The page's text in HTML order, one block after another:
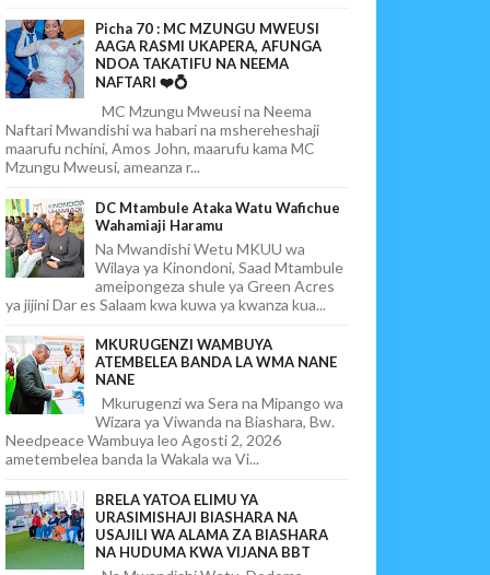
Picha 70 : MC MZUNGU MWEUSI
AAGA RASMI UKAPERA, AFUNGA
NDOA TAKATIFU NA NEEMA
NAFTARI ❤️💍
MC Mzungu Mweusi na Neema
Naftari Mwandishi wa habari na mshereheshaji
maarufu nchini, Amos John, maarufu kama MC
Mzungu Mweusi, ameanza r...
DC Mtambule Ataka Watu Wafichue
Wahamiaji Haramu
Na Mwandishi Wetu MKUU wa
Wilaya ya Kinondoni, Saad Mtambule
ameipongeza shule ya Green Acres
ya jijini Dar es Salaam kwa kuwa ya kwanza kua...
MKURUGENZI WAMBUYA
ATEMBELEA BANDA LA WMA NANE
NANE
Mkurugenzi wa Sera na Mipango wa
Wizara ya Viwanda na Biashara, Bw.
Needpeace Wambuya leo Agosti 2, 2026
ametembelea banda la Wakala wa Vi...
BRELA YATOA ELIMU YA
URASIMISHAJI BIASHARA NA
USAJILI WA ALAMA ZA BIASHARA
NA HUDUMA KWA VIJANA BBT